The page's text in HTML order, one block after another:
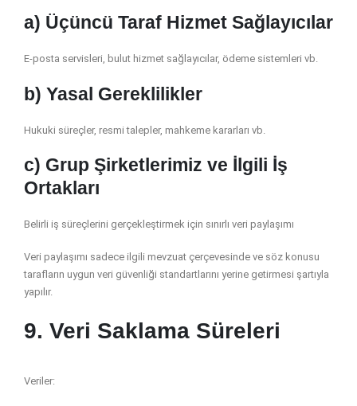
a) Üçüncü Taraf Hizmet Sağlayıcılar
E-posta servisleri, bulut hizmet sağlayıcılar, ödeme sistemleri vb.
b) Yasal Gereklilikler
Hukuki süreçler, resmi talepler, mahkeme kararları vb.
c) Grup Şirketlerimiz ve İlgili İş
Ortakları
Belirli iş süreçlerini gerçekleştirmek için sınırlı veri paylaşımı
Veri paylaşımı sadece ilgili mevzuat çerçevesinde ve söz konusu
tarafların uygun veri güvenliği standartlarını yerine getirmesi şartıyla
yapılır.
9. Veri Saklama Süreleri
Veriler: